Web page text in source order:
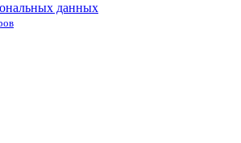
данных